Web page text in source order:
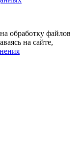
на обработку файлов
на сайте,